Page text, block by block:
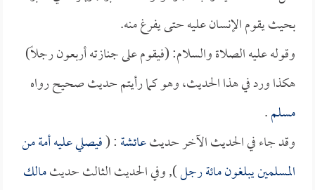
بحيث يقوم الإنسان عليه حتى يفرغ منه.
وقوله عليه الصلاة والسلام: (فيقوم على جنازته أربعون رجلاً)
هكذا ورد في هذا الحديث، وهو كما رأيتم حديث صحيح رواه
مسلم.
وقد جاء في الحديث الآخر حديثعائشة: (فيصلي عليه أمة من
المسلمين يبلغون مائة رجل), وفي الحديث الثالث حديثمالك